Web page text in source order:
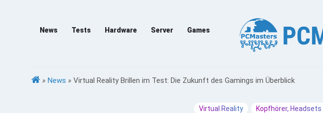
News Tests Hardware Server Games
» News » Virtual Reality Brillen im Test: Die Zukunft des Gamings im Überblick
Virtual Reality Kopfhörer, Headsets